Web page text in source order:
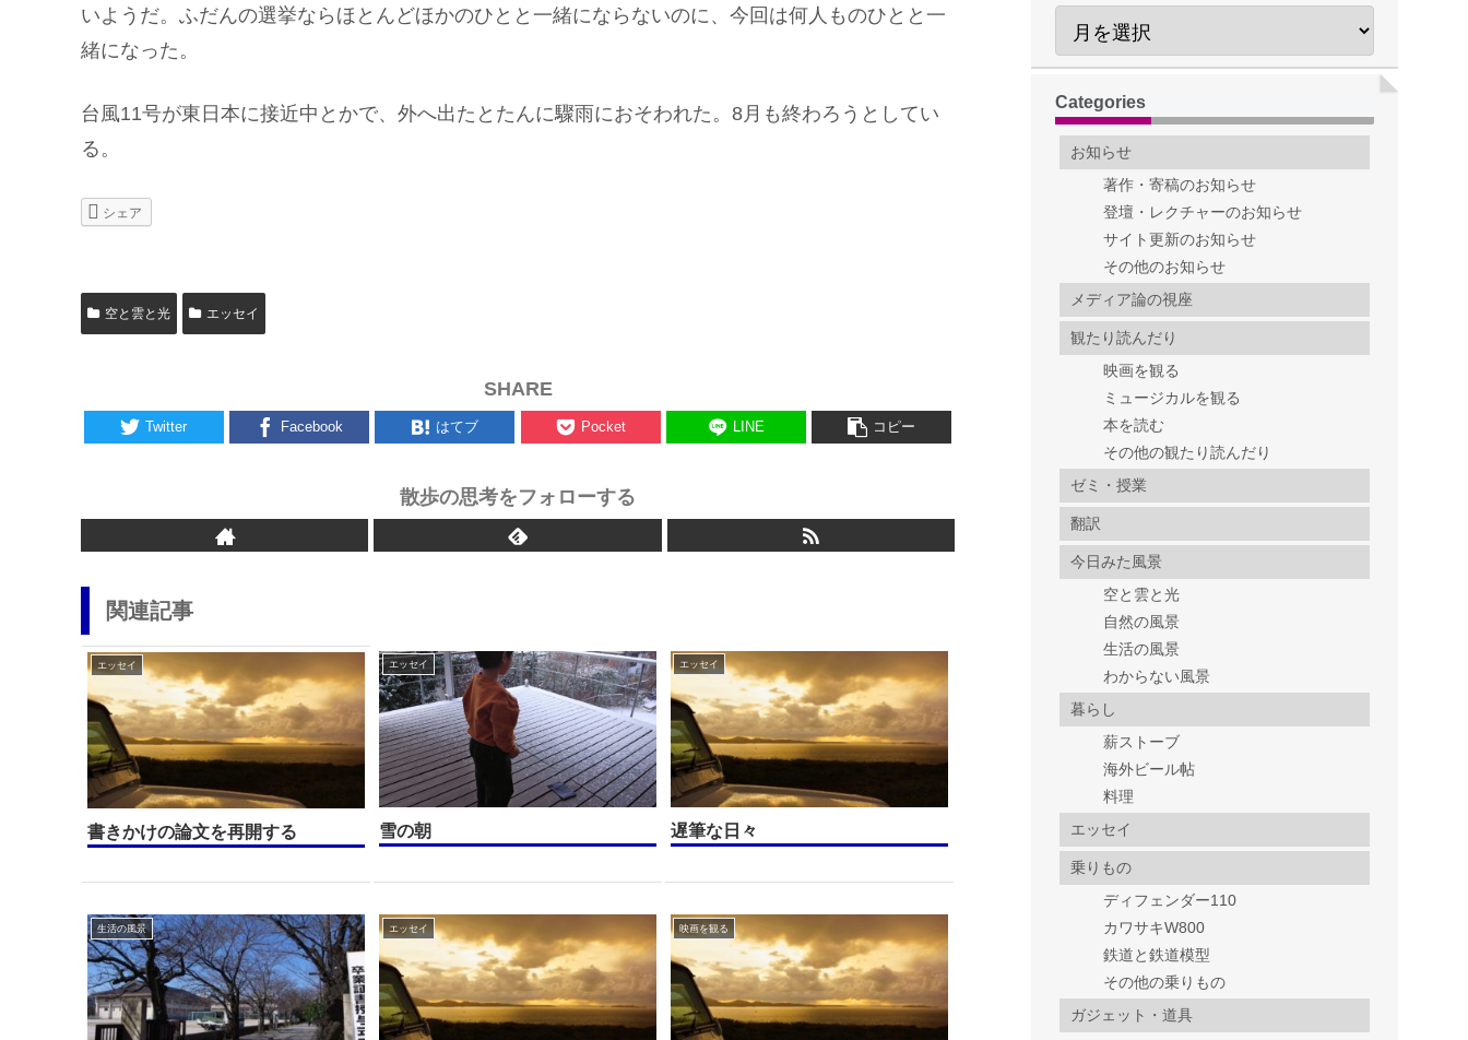
いようだ。ふだんの選挙ならほとんどほかのひとと一緒にならないのに、今回は何人ものひとと一
緒になった。
台風11号が東日本に接近中とかで、外へ出たとたんに驟雨におそわれた。8月も終わろうとしてい
る。
シェア
空と雲と光 エッセイ
SHARE
Twitter Facebook はてブ Pocket LINE コピー
散歩の思考をフォローする
関連記事
エッセイ
書きかけの論文を再開する
エッセイ
雪の朝
エッセイ
遅筆な日々
生活の風景 エッセイ 映画を観る
Categories
お知らせ
著作・寄稿のお知らせ
登壇・レクチャーのお知らせ
サイト更新のお知らせ
その他のお知らせ
メディア論の視座
観たり読んだり
映画を観る
ミュージカルを観る
本を読む
その他の観たり読んだり
ゼミ・授業
翻訳
今日みた風景
空と雲と光
自然の風景
生活の風景
わからない風景
暮らし
薪ストーブ
海外ビール帖
料理
エッセイ
乗りもの
ディフェンダー110
カワサキW800
鉄道と鉄道模型
その他の乗りもの
ガジェット・道具